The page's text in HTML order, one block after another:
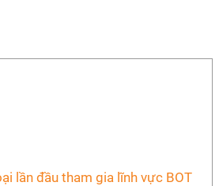
lần đầu tham gia lĩnh vực BOT